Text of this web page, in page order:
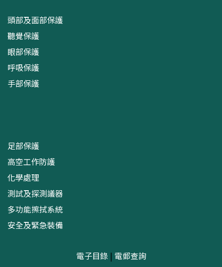
頭部及面部保護
聽覺保護
眼部保護
呼吸保護
手部保護
足部保護
高空工作防護
化學處理
測試及探測議器
多功能擦拭系統
安全及緊急裝備
電子目錄| 電郵查詢